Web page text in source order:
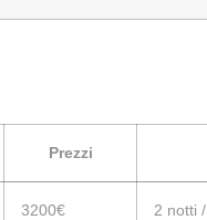
Prezzi
3200€ 2 notti